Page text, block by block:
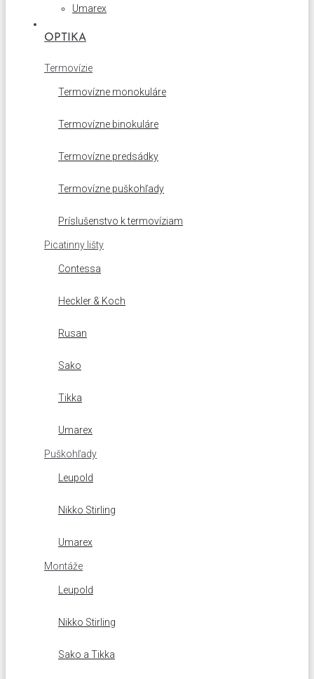
Umarex
OPTIKA
Termovízie
Termovízne monokuláre
Termovízne binokuláre
Termovízne predsádky
Termovízne puškohľady
Príslušenstvo k termovíziam
Picatinny lišty
Contessa
Heckler & Koch
Rusan
Sako
Tikka
Umarex
Puškohľady
Leupold
Nikko Stirling
Umarex
Montáže
Leupold
Nikko Stirling
Sako a Tikka